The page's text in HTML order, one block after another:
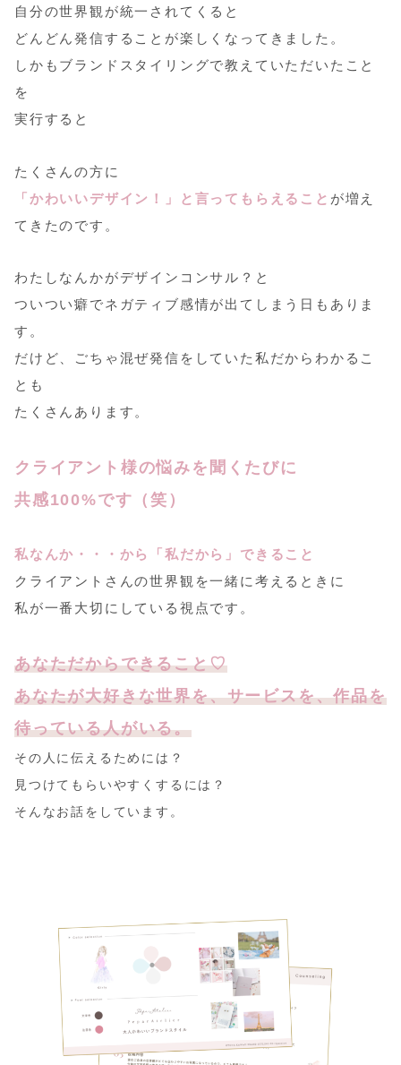
自分の世界観が統一されてくると
どんどん発信することが楽しくなってきました。
しかもブランドスタイリングで教えていただいたこと
を
実行すると
たくさんの方に
「かわいいデザイン！」と言ってもらえること が増え
てきたのです。
わたしなんかがデザインコンサル？と
ついつい癖でネガティブ感情が出てしまう日もありま
す。
だけど、ごちゃ混ぜ発信をしていた私だからわかるこ
とも
たくさんあります。
クライアント様の悩みを聞くたびに
共感100%です（笑）
私なんか・・・から「私だから」できること
クライアントさんの世界観を一緒に考えるときに
私が一番大切にしている視点です。
あなただからできること♡
あなたが大好きな世界を、サービスを、作品を
待っている人がいる。
その人に伝えるためには？
見つけてもらいやすくするには？
そんなお話をしています。